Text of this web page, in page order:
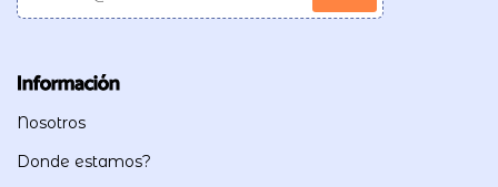
Información
Nosotros
Donde estamos?